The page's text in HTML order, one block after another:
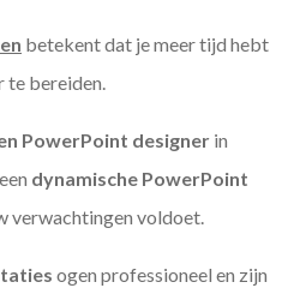
betekent dat je meer tijd hebt
te bereiden.
PowerPoint designer in
dynamische PowerPoint
verwachtingen voldoet.
ogen professioneel en zijn